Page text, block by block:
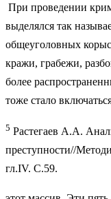
При проведении
выделялся так
общеуголовных
кражи, грабежи,
более
тоже стало
5 Растегаев А.А.
преступности//
гл.IV. С.59.